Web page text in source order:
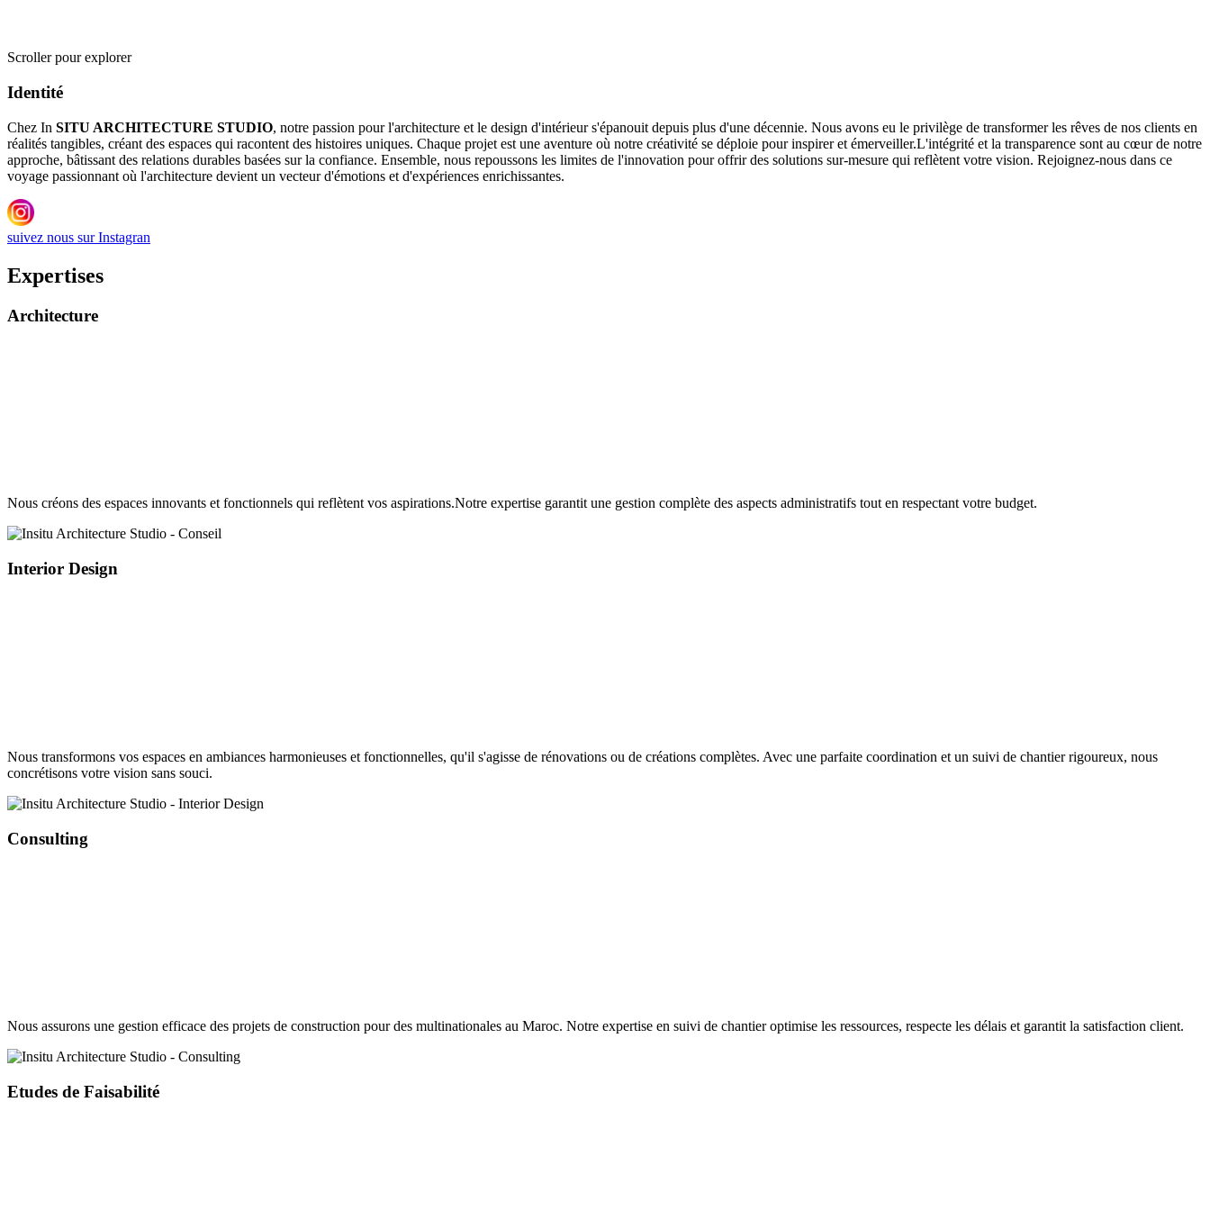
Scroller pour explorer
Identité
Chez In SITU ARCHITECTURE STUDIO, notre passion pour l'architecture et le design d'intérieur s'épanouit depuis plus d'une décennie. Nous avons eu le privilège de transformer les rêves de nos clients en
réalités tangibles, créant des espaces qui racontent des histoires uniques. Chaque projet est une aventure où notre créativité se déploie pour inspirer et émerveiller.L'intégrité et la transparence sont au cœur de notre
approche, bâtissant des relations durables basées sur la confiance. Ensemble, nous repoussons les limites de l'innovation pour offrir des solutions sur-mesure qui reflètent votre vision. Rejoignez-nous dans ce
voyage passionnant où l'architecture devient un vecteur d'émotions et d'expériences enrichissantes.
suivez nous sur Instagran
Expertises
Architecture
Nous créons des espaces innovants et fonctionnels qui reflètent vos aspirations.Notre expertise garantit une gestion complète des aspects administratifs tout en respectant votre budget.
Interior Design
Nous transformons vos espaces en ambiances harmonieuses et fonctionnelles, qu'il s'agisse de rénovations ou de créations complètes. Avec une parfaite coordination et un suivi de chantier rigoureux, nous
concrétisons votre vision sans souci.
Consulting
Nous assurons une gestion efficace des projets de construction pour des multinationales au Maroc. Notre expertise en suivi de chantier optimise les ressources, respecte les délais et garantit la satisfaction client.
Etudes de Faisabilité